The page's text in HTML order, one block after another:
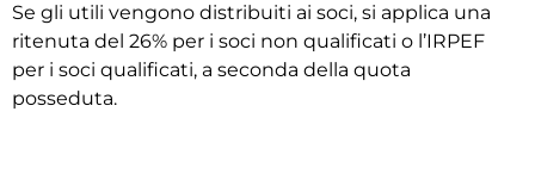
Se gli utili vengono distribuiti ai soci, si applica una
ritenuta del 26% per i soci non qualificati o l’IRPEF
per i soci qualificati, a seconda della quota
posseduta.